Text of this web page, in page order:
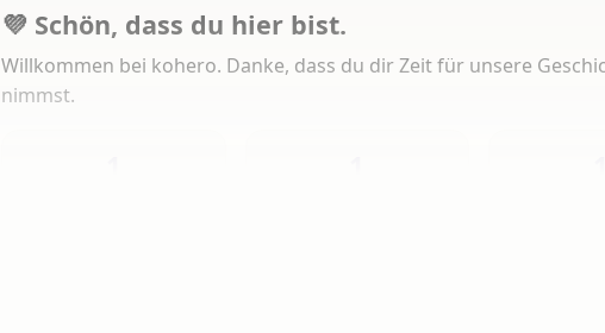
💜 Schön, dass du hier bist.
Willkommen bei kohero. Danke, dass du dir Zeit für unsere
nimmst.